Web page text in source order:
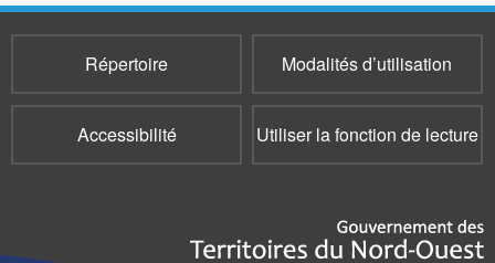
un
courriel)
Répertoire
Modalités d’utilisation
Accessibilité Utiliser la fonction de lecture